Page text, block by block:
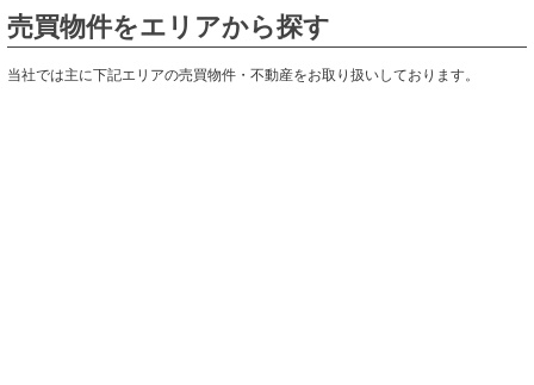
売買物件をエリアから探す
当社では主に下記エリアの売買物件・不動産をお取り扱いしております。